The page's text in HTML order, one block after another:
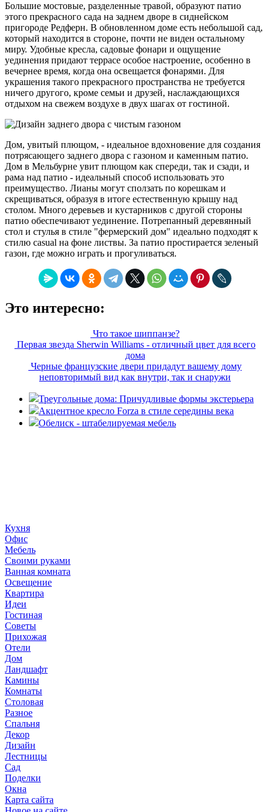
Большие мостовые, разделенные травой, образуют патио
этого прекрасного сада на заднем дворе в сиднейском
пригороде Редферн. В обновленном доме есть небольшой сад,
который находится в стороне, почти не виден остальному
миру. Удобные кресла, садовые фонари и ощущение
уединения придают террасе особое настроение, особенно в
вечернее время, когда она освещается фонарями. Для
украшения такого прекрасного пространства не требуется
ничего другого, кроме семьи и друзей, наслаждающихся
отдыхом на свежем воздухе в двух шагах от гостиной.
Дом, увитый плющом, - идеальное вдохновение для создания
потрясающего заднего двора с газоном и каменным патио.
Дом в Мельбурне увит плющом как спереди, так и сзади, и
рама над патио - идеальный способ использовать это
преимущество. Лианы могут сползать по корешкам и
скрещиваться, образуя в итоге естественную крышу над
столом. Много деревьев и кустарников с другой стороны
патио обеспечивают уединение. Потрепанный деревянный
стол и стулья в стиле "фермерский дом" идеально подходят к
стилю casual на фоне листвы. За патио простирается зеленый
газон, где можно играть и прогуливаться.
Это интересно:
Что такое шиппанзе?
Первая звезда Sherwin Williams - отличный цвет для всего
дома
Черные французские двери придадут вашему дому
неповторимый вид как внутри, так и снаружи
Треугольные дома: Причудливые формы экстерьера
Акцентное кресло Forza в стиле середины века
Обелиск - штабелируемая мебель
Кухня
Офис
Мебель
Своими руками
Ванная комната
Освещение
Квартира
Идеи
Гостиная
Советы
Прихожая
Отели
Дом
Ландшафт
Камины
Комнаты
Столовая
Разное
Спальня
Декор
Дизайн
Лестницы
Сад
Поделки
Окна
Карта сайта